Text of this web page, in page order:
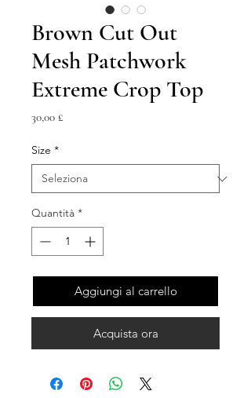
Brown Cut Out
Mesh Patchwork
Extreme Crop Top
30,00 £Prezzo
Size *
Quantità *
Aggiungi al carrello
Acquista ora